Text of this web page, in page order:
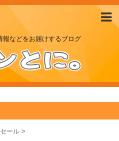
報などをお届けするブログ
ール >